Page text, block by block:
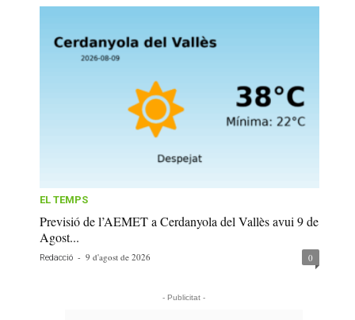
EL TEMPS
Previsió de l’AEMET a Cerdanyola del Vallès avui 9 de
Agost...
Redacció - 9 d'agost de 2026 0
- Publicitat -